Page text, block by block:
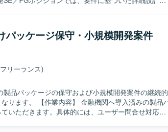
したデータベースアクセスや、Gitを用いたチーム開
計、全体移行計画の策定や関係者との調整など、移
。 課題が発生した際に自ら状況整理と報告を行い、
望ましいです。 ERP導入プロジェクト特有の変更や
いうパッケー
に参画いただくことで、会計・人事・資産管理・在
に触れることができます。 開発から移行まで一連の
トの全体像を理解しながらスキルアップできる環境
ッケージ保守・小規模開発案件
リーランス)
品パッケージの保守および小規模開発案件の継続的
導入済みの製品パ
いただきます。具体的には、ユーザー問合せ対応、